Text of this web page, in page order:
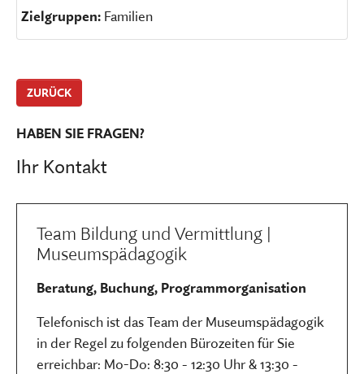
Zielgruppen: Familien
ZURÜCK
Ihr Kontakt
HABEN SIE FRAGEN?
Team Bildung und Vermittlung |
Museumspädagogik
Beratung, Buchung, Programmorganisation
Telefonisch ist das Team der Museumspädagogik
in der Regel zu folgenden Bürozeiten für Sie
erreichbar: Mo-Do: 8:30 - 12:30 Uhr & 13:30 -